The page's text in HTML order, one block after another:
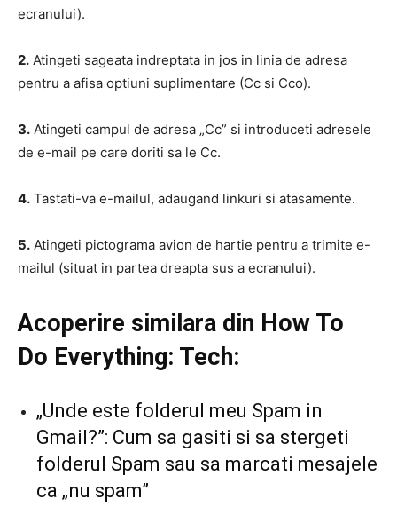
ecranului).
2. Atingeti sageata indreptata in jos in linia de adresa
pentru a afisa optiuni suplimentare (Cc si Cco).
3. Atingeti campul de adresa „Cc” si introduceti adresele
de e-mail pe care doriti sa le Cc.
4. Tastati-va e-mailul, adaugand linkuri si atasamente.
5. Atingeti pictograma avion de hartie pentru a trimite e-
mailul (situat in partea dreapta sus a ecranului).
Acoperire similara din How To
Do Everything: Tech:
„Unde este folderul meu Spam in
Gmail?”: Cum sa gasiti si sa stergeti
folderul Spam sau sa marcati mesajele
ca „nu spam”